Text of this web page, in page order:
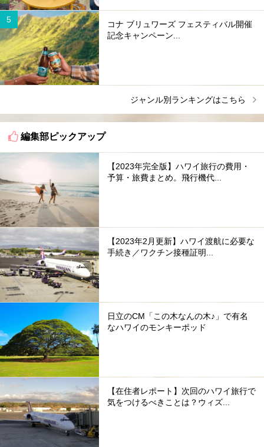
コナ ブリュワーズ フェスティバル開催
記念キャンペーン...
ジャンル別ランキングはこちら
編集部ピックアップ
【2023年完全版】ハワイ旅行の費用・
予算・旅費まとめ。飛行機代...
【2023年2月更新】ハワイ渡航に必要な
手続き／ワクチン接種証明...
日立のCM「この木なんの木♪」で有名
なハワイのモンキーポッド
【在住者レポート】次回のハワイ旅行で
気をつけるべきことは？ウィズ...